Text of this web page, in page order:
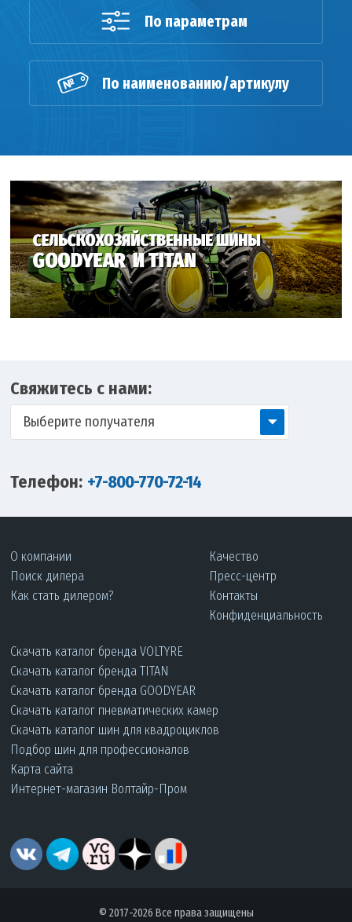
По параметрам
По наименованию/артикулу
Свяжитесь с нами:
Выберите получателя
Телефон: +7-800-770-72-14
О компании
Поиск дилера
Как стать дилером?
Качество
Пресс-центр
Контакты
Конфиденциальность
Скачать каталог бренда VOLTYRE
Скачать каталог бренда TITAN
Скачать каталог бренда GOODYEAR
Скачать каталог пневматических камер
Скачать каталог шин для квадроциклов
Подбор шин для профессионалов
Карта сайта
Интернет-магазин Волтайр-Пром
© 2017-2026 Все права защищены